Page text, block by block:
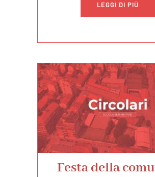
LEGGI DI PIÙ
Festa della